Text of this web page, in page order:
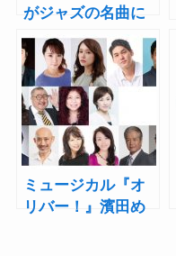
がジャズの名曲に
魅せる！ブロード
ウェイ・ミュージ
カル『ロジャース
／ハート』開幕レ
ポート
ミュージカル『オ
リバー！』濱田め